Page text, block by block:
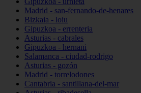
Madrid - san-fernando-de-henares
Bizkaia - loiu
Gipuzkoa - errenteria
Asturias - cabrales
Gipuzkoa - hernani
Salamanca - ciudad-rodrigo
Asturias - gozón
Madrid - torrelodones
Cantabria - santillana-del-mar